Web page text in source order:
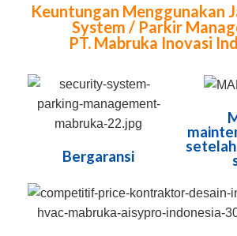
Keuntungan Menggunakan
System / Parkir
PT. Mabruka Inovasi
Bergaransi